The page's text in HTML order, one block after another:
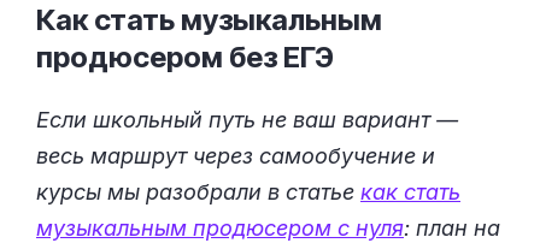
Как стать музыкальным
продюсером без ЕГЭ
Если школьный путь не ваш вариант —
весь маршрут через самообучение и
курсы мы разобрали в статье как стать
музыкальным продюсером с нуля: план на